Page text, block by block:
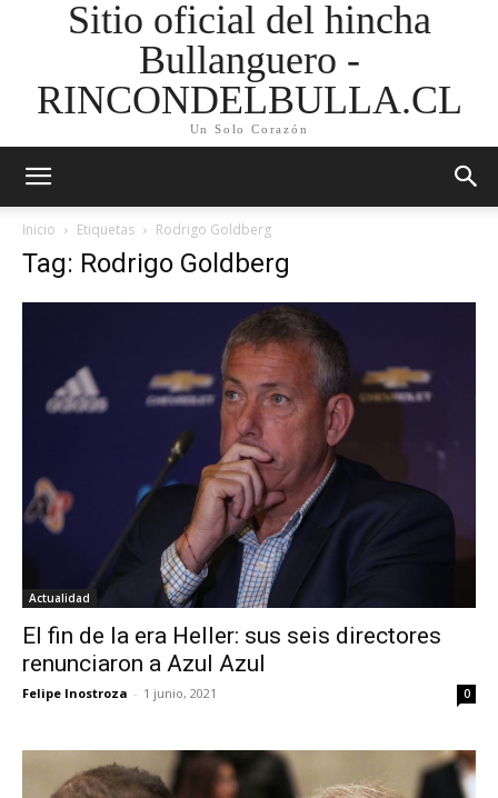
Sitio oficial del hincha
Bullanguero -
RINCONDELBULLA.CL
Un Solo Corazón
Inicio Etiquetas Rodrigo Goldberg
Tag: Rodrigo Goldberg
Actualidad
El fin de la era Heller: sus seis directores
renunciaron a Azul Azul
Felipe Inostroza - 1 junio, 2021 0